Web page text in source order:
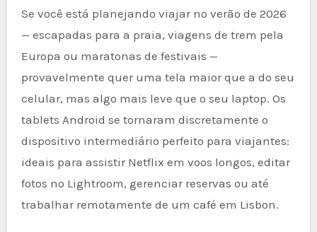
Se você está planejando viajar no verão de 2026
— escapadas para a praia, viagens de trem pela
Europa ou maratonas de festivais —
provavelmente quer uma tela maior que a do seu
celular, mas algo mais leve que o seu laptop. Os
tablets Android se tornaram discretamente o
dispositivo intermediário perfeito para viajantes:
ideais para assistir Netflix em voos longos, editar
fotos no Lightroom, gerenciar reservas ou até
trabalhar remotamente de um café em Lisbon.